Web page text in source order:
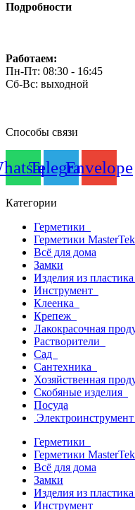
Подробности
Работаем:
Пн-Пт: 08:30 - 16:45
Сб-Вс: выходной
Способы связи
TelegramEnvelope
Категории
Герметики
Герметики
Всё для дома
Замки
Изделия из пластика
Инструмент
Клеенка
Крепеж
Лакокрасочная
Растворители
Сад
Сантехника
Хозяйственная
Скобяные изделия
Посуда
Электроинструмент
Герметики
Герметики
Всё для дома
Замки
Изделия из пластика
Инструмент